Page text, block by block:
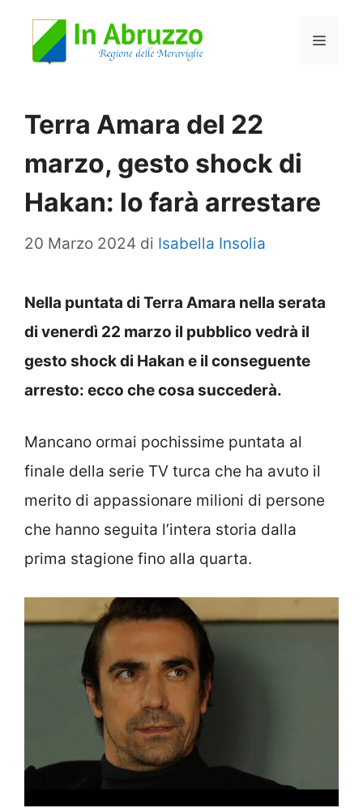
Menu
Terra Amara del 22
marzo, gesto shock di
Hakan: lo farà arrestare
20 Marzo 2024 di Isabella Insolia
Nella puntata di Terra Amara nella serata
di venerdì 22 marzo il pubblico vedrà il
gesto shock di Hakan e il conseguente
arresto: ecco che cosa succederà.
Mancano ormai pochissime puntata al
finale della serie TV turca che ha avuto il
merito di appassionare milioni di persone
che hanno seguita l’intera storia dalla
prima stagione fino alla quarta.